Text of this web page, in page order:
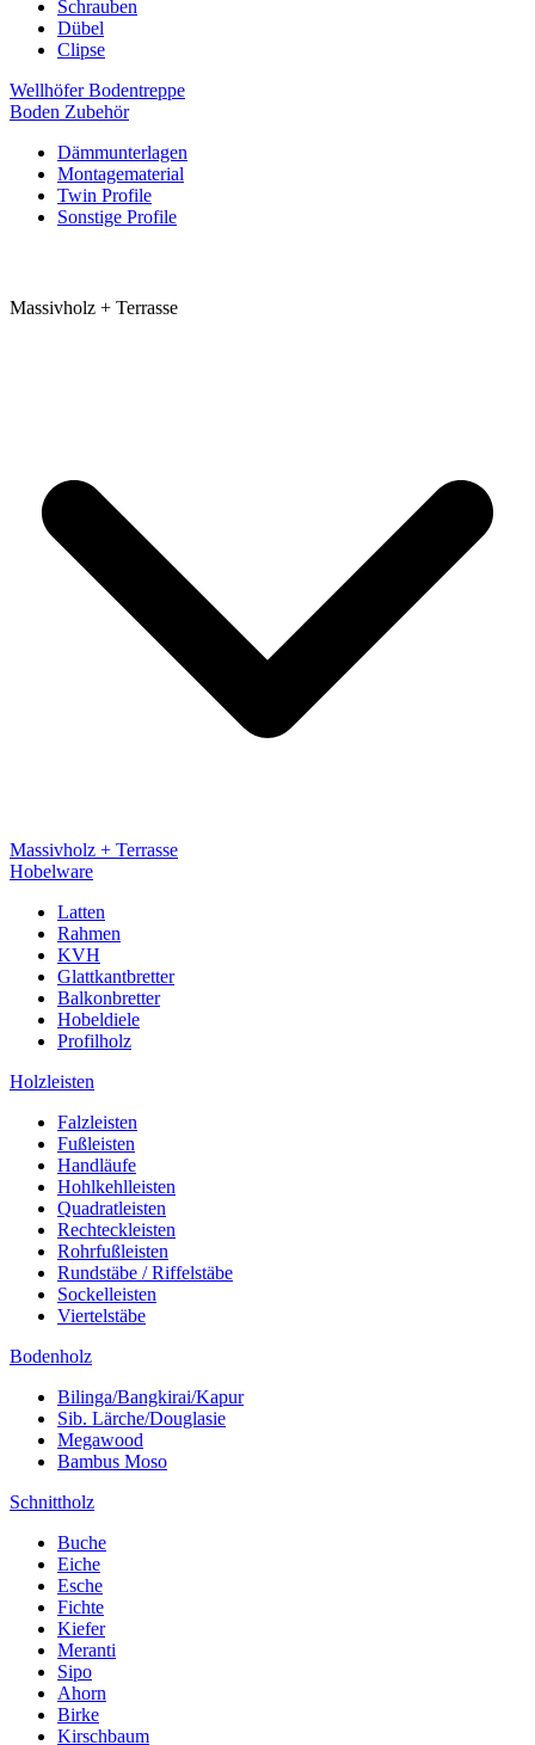
Schrauben
Dübel
Clipse
Wellhöfer Bodentreppe
Boden Zubehör
Dämmunterlagen
Montagematerial
Twin Profile
Sonstige Profile
Massivholz + Terrasse
Massivholz + Terrasse
Hobelware
Latten
Rahmen
KVH
Glattkantbretter
Balkonbretter
Hobeldiele
Profilholz
Holzleisten
Falzleisten
Fußleisten
Handläufe
Hohlkehlleisten
Quadratleisten
Rechteckleisten
Rohrfußleisten
Rundstäbe / Riffelstäbe
Sockelleisten
Viertelstäbe
Bodenholz
Bilinga/Bangkirai/Kapur
Sib. Lärche/Douglasie
Megawood
Bambus Moso
Schnittholz
Buche
Eiche
Esche
Fichte
Kiefer
Meranti
Sipo
Ahorn
Birke
Kirschbaum